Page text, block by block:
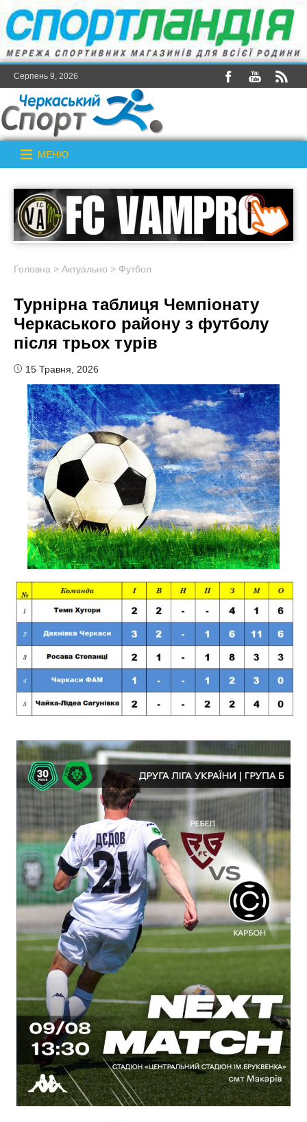
Серпень 9, 2026
МЕНЮ
Головна > Актуально > Футбол
Турнірна таблиця Чемпіонату
Черкаського району з футболу
після трьох турів
15 Травня, 2026